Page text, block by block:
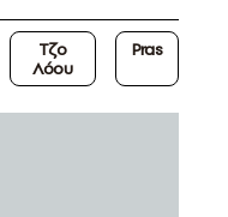
Τζο
Λόου
Pras